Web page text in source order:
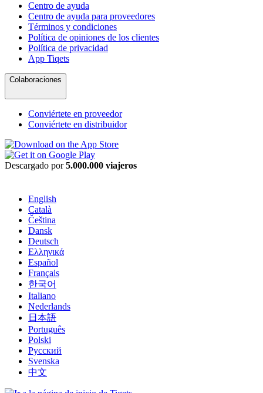
Centro de ayuda
Centro de ayuda para proveedores
Términos y condiciones
Política de opiniones de los clientes
Política de privacidad
App Tiqets
Colaboraciones
Conviértete en proveedor
Conviértete en distribuidor
Descargado por5.000.000 viajeros
English
Català
Čeština
Dansk
Deutsch
Ελληνικά
Español
Français
한국어
Italiano
Nederlands
日本語
Português
Polski
Русский
Svenska
中文